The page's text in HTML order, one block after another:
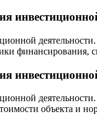
финансирования,
объекта и